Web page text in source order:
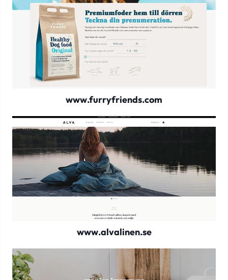
www.furryfriends.com
www.alvalinen.se